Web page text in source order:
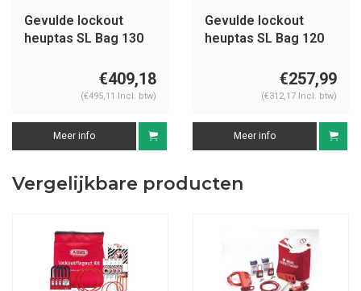
Gevulde lockout
heuptas SL Bag 130
€409,18
(€495,11 Incl. btw)
Meer info
Gevulde lockout
heuptas SL Bag 120
€257,99
(€312,17 Incl. btw)
Meer info
Vergelijkbare producten